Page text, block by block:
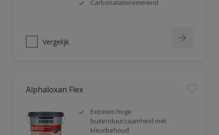
Carbonatatieremmend
Vergelijk
Alphaloxan Flex
Extreem hoge
buitenduurzaamheid mét
kleurbehoud